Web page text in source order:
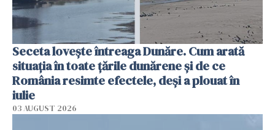
Seceta lovește întreaga Dunăre. Cum arată
situația în toate țările dunărene și de ce
România resimte efectele, deși a plouat în
iulie
03 AUGUST 2026